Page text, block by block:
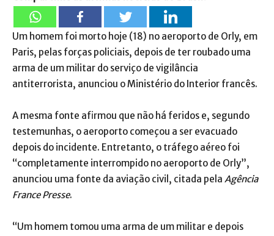
Um homem foi morto hoje (18) no aeroporto de Orly, em
Paris, pelas forças policiais, depois de ter roubado uma
arma de um militar do serviço de vigilância
antiterrorista, anunciou o Ministério do Interior francês.
A mesma fonte afirmou que não há feridos e, segundo
testemunhas, o aeroporto começou a ser evacuado
depois do incidente. Entretanto, o tráfego aéreo foi
“completamente interrompido no aeroporto de Orly”,
anunciou uma fonte da aviação civil, citada pela Agência
France Presse.
“Um homem tomou uma arma de um militar e depois